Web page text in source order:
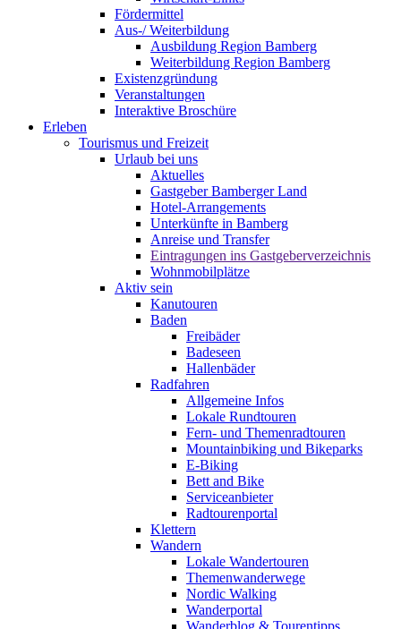
Fördermittel
Aus-/ Weiterbildung
Ausbildung Region Bamberg
Weiterbildung Region Bamberg
Existenzgründung
Veranstaltungen
Interaktive Broschüre
Erleben
Tourismus und Freizeit
Urlaub bei uns
Aktuelles
Gastgeber Bamberger Land
Hotel-Arrangements
Unterkünfte in Bamberg
Anreise und Transfer
Eintragungen ins Gastgeberverzeichnis
Wohnmobilplätze
Aktiv sein
Kanutouren
Baden
Freibäder
Badeseen
Hallenbäder
Radfahren
Allgemeine Infos
Lokale Rundtouren
Fern- und Themenradtouren
Mountainbiking und Bikeparks
E-Biking
Bett and Bike
Serviceanbieter
Radtourenportal
Klettern
Wandern
Lokale Wandertouren
Themenwanderwege
Nordic Walking
Wanderportal
Wanderblog & Tourentipps